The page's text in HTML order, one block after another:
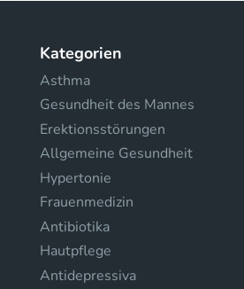
Kategorien
Asthma
Gesundheit des Mannes
Erektionsstörungen
Allgemeine Gesundheit
Hypertonie
Frauenmedizin
Antibiotika
Hautpflege
Antidepressiva